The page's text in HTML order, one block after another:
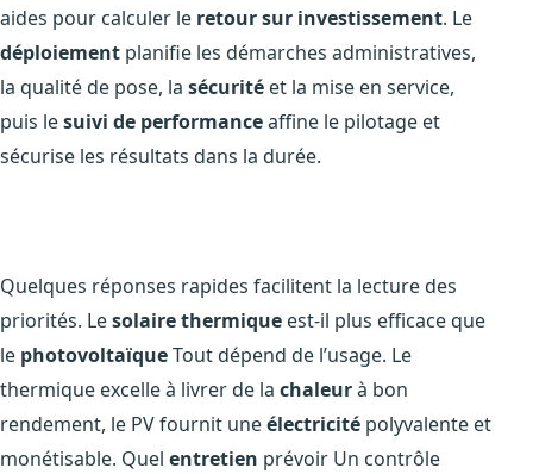
aides pour calculer le retour sur investissement. Le
déploiement planifie les démarches administratives,
la qualité de pose, la sécurité et la mise en service,
puis lesuivi de performanceaffine le pilotage et
sécurise les résultats dans la durée.
Quelques réponses rapides facilitent la lecture des
priorités. Lesolaire thermique est-il plus efficace que
le photovoltaïqueTout dépend de l’usage. Le
thermique excelle à livrer de la chaleurà bon
rendement, le PV fournit uneélectricité polyvalente et
monétisable. Quel entretien prévoir Un contrôle